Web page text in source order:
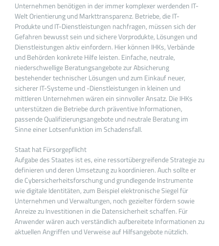
Unternehmen benötigen in der immer komplexer werdenden IT-
Welt Orientierung und Markttransparenz. Betriebe, die IT-
Produkte und IT-Dienstleistungen nachfragen, müssen sich der
Gefahren bewusst sein und sichere Vorprodukte, Lösungen und
Dienstleistungen aktiv einfordern. Hier können IHKs, Verbände
und Behörden konkrete Hilfe leisten. Einfache, neutrale,
niederschwellige Beratungsangebote zur Absicherung
bestehender technischer Lösungen und zum Einkauf neuer,
sicherer IT-Systeme und -Dienstleistungen in kleinen und
mittleren Unternehmen wären ein sinnvoller Ansatz. Die IHKs
unterstützen die Betriebe durch präventive Informationen,
passende Qualifizierungsangebote und neutrale Beratung im
Sinne einer Lotsenfunktion im Schadensfall.
Staat hat Fürsorgepflicht
Aufgabe des Staates ist es, eine ressortübergreifende Strategie zu
definieren und deren Umsetzung zu koordinieren. Auch sollte er
die Cybersicherheitsforschung und grundlegende Instrumente
wie digitale Identitäten, zum Beispiel elektronische Siegel für
Unternehmen und Verwaltungen, noch gezielter fördern sowie
Anreize zu Investitionen in die Datensicherheit schaffen. Für
Anwender wären auch verständlich aufbereitete Informationen zu
aktuellen Angriffen und Verweise auf Hilfsangebote nützlich.